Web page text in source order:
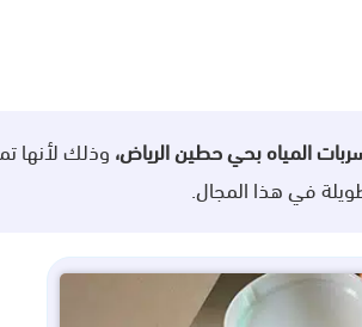
المياه بحي حطين الرياض، وذلك لأنها
في هذا المجال.